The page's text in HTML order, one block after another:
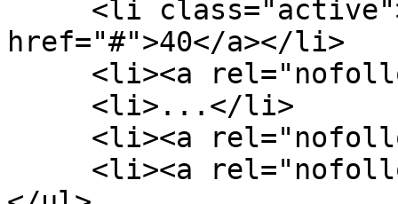
href="#">40</a></li>